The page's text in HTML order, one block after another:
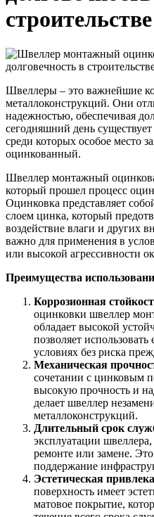
Трубы
AISI
Трубы
Трубы
бесшовные
строительстве
Швеллеры – это важнейшие
металлоконструкций. Они
надежностью, обеспечивая
сегодняшний день
среди которых особое место
оцинкованный.
Швеллер монтажный
который прошел процесс
Оцинковка представляет
слоем цинка, который
воздействие влаги и других
важно для применения в
или высокой агрессивности
Преимущества
Коррозионная
оцинковки швеллер
обладает высокой
позволяет
условиях без риска
Механическая
сочетании с цинковым
высокую прочность и
делает швеллер
металлоконструкций.
Длительный срок
эксплуатации
ремонте или замене.
поддержание
Эстетическая
поверхность имеет
матовое покрытие,